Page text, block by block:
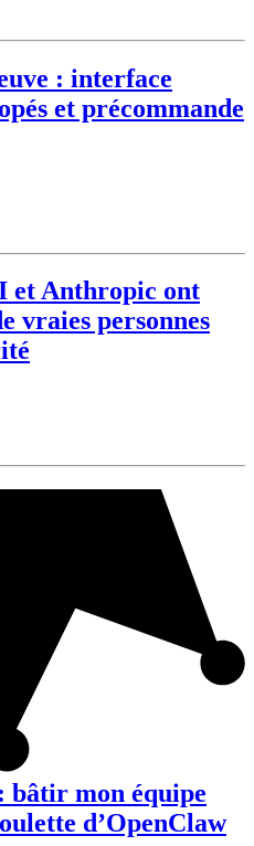
: interface
et précommande
et Anthropic ont
vraies personnes
bâtir mon équipe
d’OpenClaw